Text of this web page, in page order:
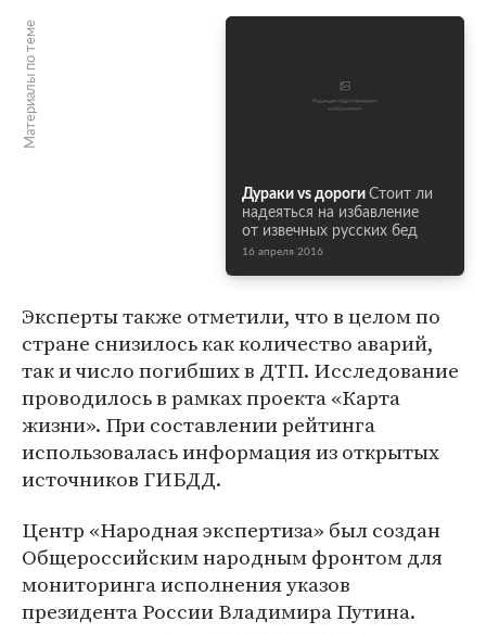
Материалы по теме
Дураки vs дороги Стоит ли
надеяться на избавление
от извечных русских бед
16 апреля 2016
Эксперты также отметили, что в целом по
стране снизилось как количество аварий,
так и число погибших в ДТП. Исследование
проводилось в рамках проекта «Карта
жизни». При составлении рейтинга
использовалась информация из открытых
источников ГИБДД.
Центр «Народная экспертиза» был создан
Общероссийским народным фронтом для
мониторинга исполнения указов
президента России Владимира Путина.